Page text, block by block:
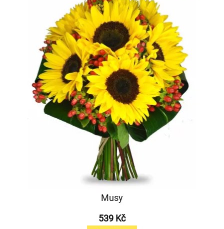
Musy
539 Kč